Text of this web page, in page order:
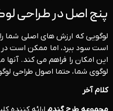
پنج اصل در طراحی
لوگویی که ارزش های اصلی شما
است سود ببرد، اما ممکن است
این امکان را فراهم می کند.
لوگوی شما، حتما اصول طراحی
کلام آخر